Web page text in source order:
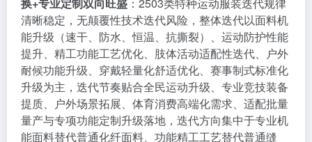
换+专业定制双向旺盛 ：2503类特种运动服装迭代规律
清晰稳定，无颠覆性技术迭代风险，整体迭代以面料机
能升级（速干、防水、恒温、抗撕裂）、运动防护性能
提升、精工功能工艺优化、肢体活动适配性迭代、户外
耐候功能升级、穿戴轻量化舒适优化、赛事制式标准化
升级为主，迭代节奏贴合全民运动升级、专业竞技装备
提质、户外场景拓展、体育消费高端化需求、适配批量
量产与专项功能定制升级落地，迭代方向集中于专业机
能面料替代普通化纤面料、功能精工工艺替代普通缝